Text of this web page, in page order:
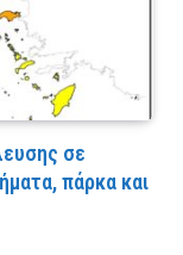
σε
πάρκα και